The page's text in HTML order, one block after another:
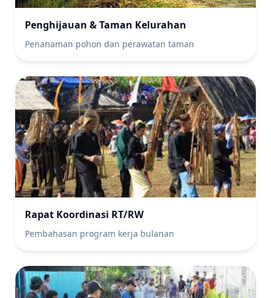
Penghijauan & Taman Kelurahan
Penanaman pohon dan perawatan taman
Rapat Koordinasi RT/RW
Pembahasan program kerja bulanan